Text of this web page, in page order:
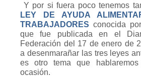
Y por si fuera poco tenemos
LEY DE AYUDA
TRABAJADORES conocida
que fue publicada en el
Federación del 17 de enero de
a desenmarañar las tres leyes
es otro tema que
ocasión.